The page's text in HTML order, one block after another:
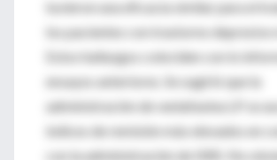
tuvieron una eficacia similar para el
los pacientes con trastorno depresivo
Estos hallazgos coinciden con lo
ensayos anteriores. Se sugirió que la
administración de venlafaxina LP se
índices de remisión más elevados en
con la administración de ISRS. No